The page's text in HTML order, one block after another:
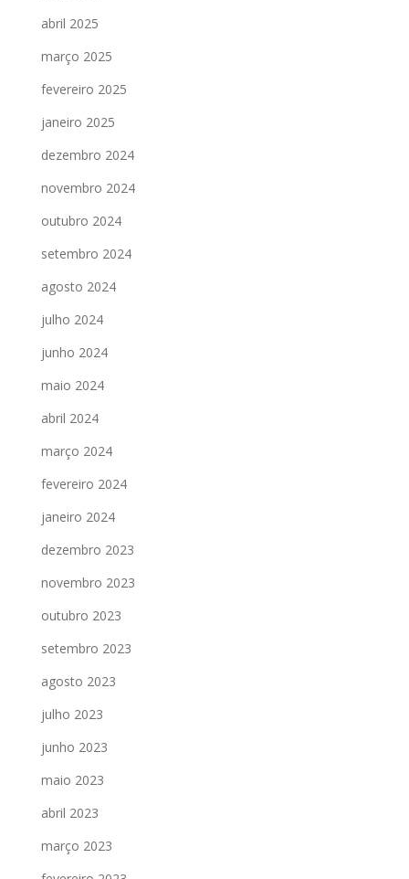
abril 2025
março 2025
fevereiro 2025
janeiro 2025
dezembro 2024
novembro 2024
outubro 2024
setembro 2024
agosto 2024
julho 2024
junho 2024
maio 2024
abril 2024
março 2024
fevereiro 2024
janeiro 2024
dezembro 2023
novembro 2023
outubro 2023
setembro 2023
agosto 2023
julho 2023
junho 2023
maio 2023
abril 2023
março 2023